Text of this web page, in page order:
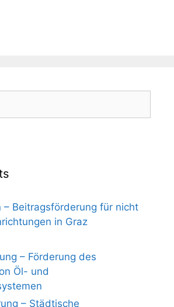
– Beitragsförderung für nicht
in Graz
– Förderung des
Öl- und
– Städtische